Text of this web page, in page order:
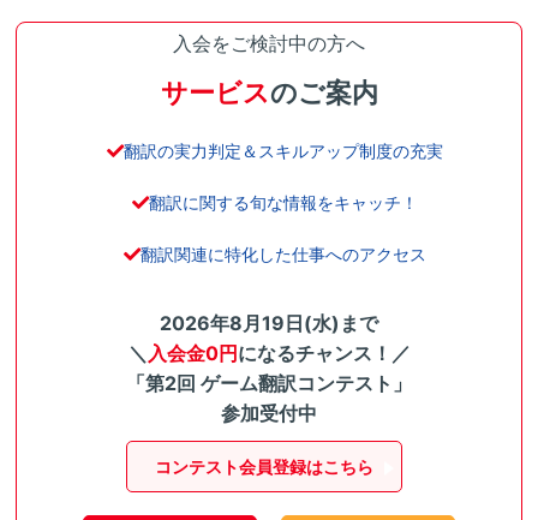
入会をご検討中の方へ
サービスのご案内
翻訳の実力判定＆スキルアップ制度の充実
翻訳に関する旬な情報をキャッチ！
翻訳関連に特化した仕事へのアクセス
2026年8月19日(水)まで
＼ 入会金0円になるチャンス！／
「第2回 ゲーム翻訳コンテスト」
参加受付中
コンテスト会員登録はこちら